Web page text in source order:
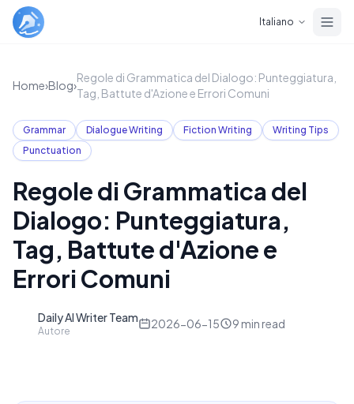
Italiano
Home›Blog›
Regole di Grammatica del Dialogo: Punteggiatura,
Tag, Battute d'Azione e Errori Comuni
Grammar Dialogue Writing Fiction Writing
Writing Tips
Punctuation
Regole di Grammatica del
Dialogo: Punteggiatura,
Tag, Battute d'Azione e
Errori Comuni
Daily AI Writer Team
Autore
2026-06-15 9 min read